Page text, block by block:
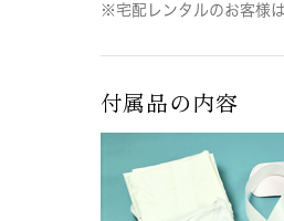
※宅配レンタルのお客様
付属品の内容